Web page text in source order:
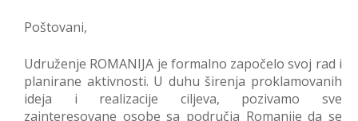
Poštovani,
Udruženje ROMANIJA je formalno započelo svoj rad i
planirane aktivnosti. U duhu širenja proklamovanih
ideja i realizacije ciljeva, pozivamo sve
zainteresovane osobe sa područja Romanije da se